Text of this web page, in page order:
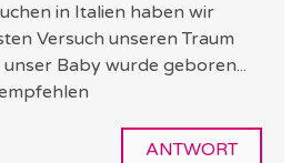
in Italien haben wir
Versuch unseren Traum
Baby wurde geboren...
ANTWORT